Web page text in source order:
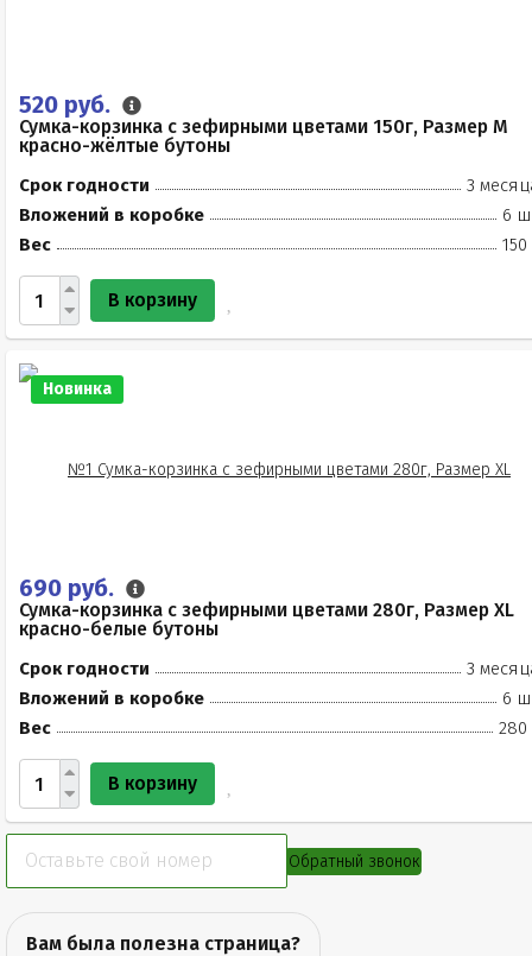
520 руб.
Сумка-корзинка с зефирными цветами 150г, Размер М
красно-жёлтые бутоны
Срок годности
3
Вложений в коробке
6
Вес
150
В корзину
Новинка
690 руб.
Сумка-корзинка с зефирными цветами 280г, Размер XL
красно-белые бутоны
Срок годности
3
Вложений в коробке
6
Вес
280
В корзину
Обратный звонок
Вам была полезна страница?